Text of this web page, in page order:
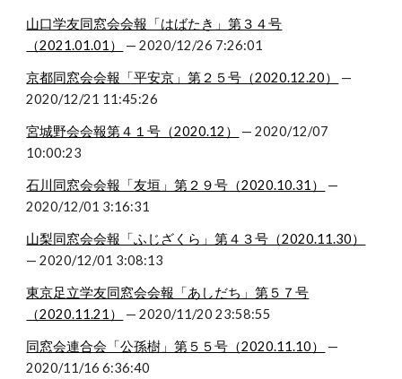
山口学友同窓会会報「はばたき」第３４号
（2021.01.01）
— 2020/12/26 7:26:01
京都同窓会会報「平安京」第２５号（2020.12.20）
—
2020/12/21 11:45:26
宮城野会会報第４１号（2020.12）
— 2020/12/07
10:00:23
石川同窓会会報「友垣」第２９号（2020.10.31）
—
2020/12/01 3:16:31
山梨同窓会会報「ふじざくら」第４３号（2020.11.30）
— 2020/12/01 3:08:13
東京足立学友同窓会会報「あしだち」第５７号
（2020.11.21）
— 2020/11/20 23:58:55
同窓会連合会「公孫樹」第５５号（2020.11.10）
—
2020/11/16 6:36:40